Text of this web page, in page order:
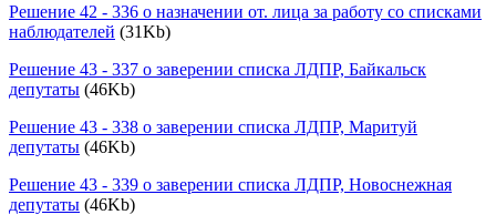
Решение 42 - 336 о назначении от. лица за работу со списками
наблюдателей (31Kb)
Решение 43 - 337 о заверении списка ЛДПР, Байкальск
депутаты (46Kb)
Решение 43 - 338 о заверении списка ЛДПР, Маритуй
депутаты (46Kb)
Решение 43 - 339 о заверении списка ЛДПР, Новоснежная
депутаты (46Kb)